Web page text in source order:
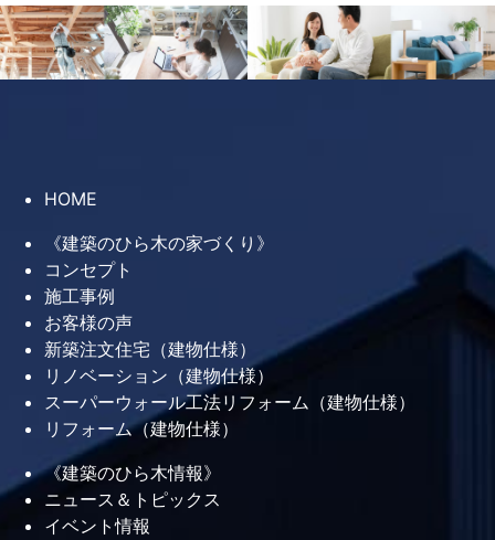
HOME
《建築のひら木の家づくり》
コンセプト
施工事例
お客様の声
新築注文住宅（建物仕様）
リノベーション（建物仕様）
スーパーウォール工法リフォーム（建物仕様）
リフォーム（建物仕様）
《建築のひら木情報》
ニュース＆トピックス
イベント情報